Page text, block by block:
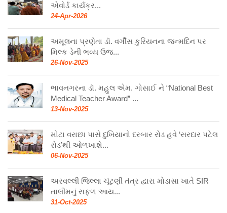
એવોર્ડ કાર્યક્ર...
24-Apr-2026
અમૂલના પ્રણેતા ડૉ. વર્ગીસ કુરિયનના જન્મદિન પર
મિલ્ક ડેની ભવ્ય ઉજ...
26-Nov-2025
ભાવનગરના ડૉ. મહુલ એમ. ગોસાઈ ને “National Best
Medical Teacher Award” ...
13-Nov-2025
મોટા વરાછા પાસે દુખિયાનો દરબાર રોડ હવે ‘સરદાર પટેલ
રોડ’થી ઓળખાશે...
06-Nov-2025
અરવલ્લી જિલ્લા ચૂંટણી તંત્ર દ્વારા મોડાસા ખાતે SIR
તાલીમનું સફળ આય...
31-Oct-2025